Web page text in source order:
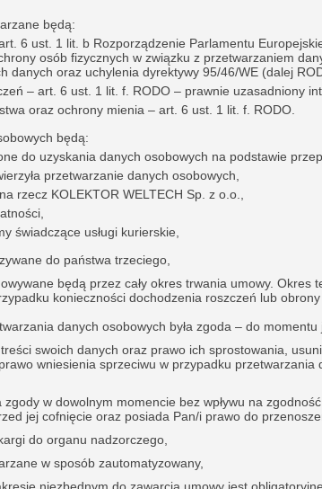
będą:
6 ust. 1 lit. b Rozporządzenie Parlamentu
osób fizycznych w związku z przetwarzaniem
danych oraz uchylenia dyrektywy 95/46/WE (dalej
– art. 6 ust. 1 lit. f. RODO – prawnie uzasadniony
oraz ochrony mienia – art. 6 ust. 1 lit. f. RODO.
będą:
do uzyskania danych osobowych na podstawie
przetwarzanie danych osobowych,
rzecz KOLEKTOR WELTECH Sp. z o.o.,
świadczące usługi kurierskie,
do państwa trzeciego,
będą przez cały okres trwania umowy. Okres
konieczności dochodzenia roszczeń lub
danych osobowych była zgoda – do momentu
swoich danych oraz prawo ich sprostowania,
wniesienia sprzeciwu w przypadku przetwarzania
w dowolnym momencie bez wpływu na
jej cofnięcie oraz posiada Pan/i prawo do
do organu nadzorczego,
w sposób zautomatyzowany,